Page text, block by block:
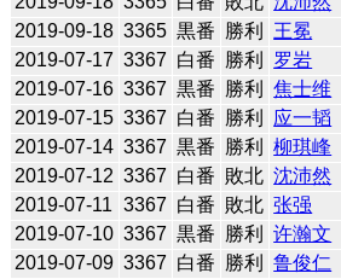
2019-09-18 3365 黒番 勝利 王冕
2019-07-17 3367 白番 勝利 罗岩
2019-07-16 3367 黒番 勝利 焦士维
2019-07-15 3367 白番 勝利 应一韬
2019-07-14 3367 黒番 勝利 柳琪峰
2019-07-12 3367 白番 敗北 沈沛然
2019-07-11 3367 白番 敗北 张强
2019-07-10 3367 黒番 勝利 许瀚文
2019-07-09 3367 白番 勝利 鲁俊仁